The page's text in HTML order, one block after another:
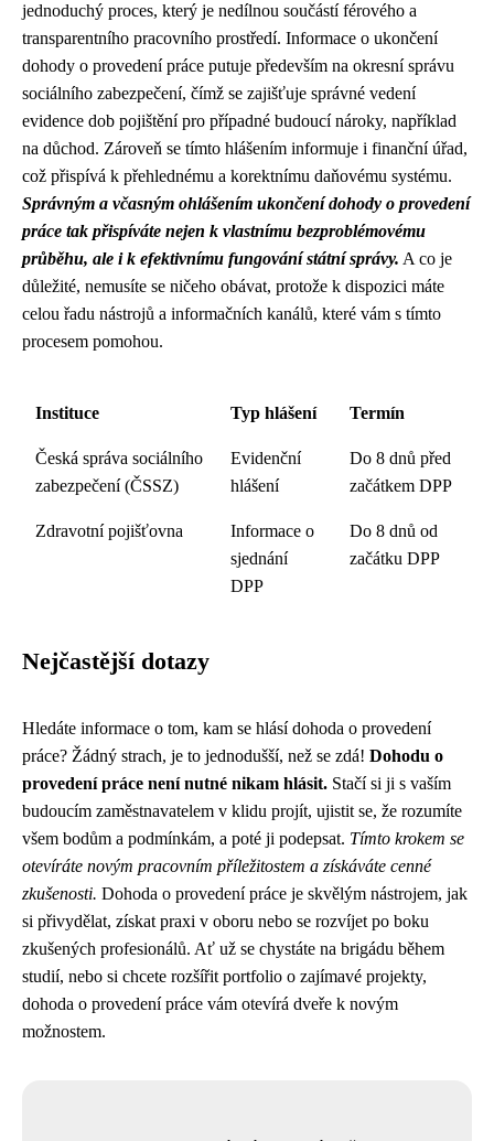
jednoduchý proces, který je nedílnou součástí férového a
transparentního pracovního prostředí. Informace o ukončení
dohody o provedení práce putuje především na okresní správu
sociálního zabezpečení, čímž se zajišťuje správné vedení
evidence dob pojištění pro případné budoucí nároky, například
na důchod. Zároveň se tímto hlášením informuje i finanční úřad,
což přispívá k přehlednému a korektnímu daňovému systému.
Správným a včasným ohlášením ukončení dohody o provedení
práce tak přispíváte nejen k vlastnímu bezproblémovému
průběhu, ale i k efektivnímu fungování státní správy. A co je
důležité, nemusíte se ničeho obávat, protože k dispozici máte
celou řadu nástrojů a informačních kanálů, které vám s tímto
procesem pomohou.
Instituce Typ hlášení Termín
Česká správa sociálního
zabezpečení (ČSSZ)
Evidenční
hlášení
Do 8 dnů před
začátkem DPP
Zdravotní pojišťovna
Informace o
sjednání
DPP
Do 8 dnů od
začátku DPP
Nejčastější dotazy
Hledáte informace o tom, kam se hlásí dohoda o provedení
práce? Žádný strach, je to jednodušší, než se zdá! Dohodu o
provedení práce není nutné nikam hlásit. Stačí si ji s vaším
budoucím zaměstnavatelem v klidu projít, ujistit se, že rozumíte
všem bodům a podmínkám, a poté ji podepsat. Tímto krokem se
otevíráte novým pracovním příležitostem a získáváte cenné
zkušenosti. Dohoda o provedení práce je skvělým nástrojem, jak
si přivydělat, získat praxi v oboru nebo se rozvíjet po boku
zkušených profesionálů. Ať už se chystáte na brigádu během
studií, nebo si chcete rozšířit portfolio o zajímavé projekty,
dohoda o provedení práce vám otevírá dveře k novým
možnostem.